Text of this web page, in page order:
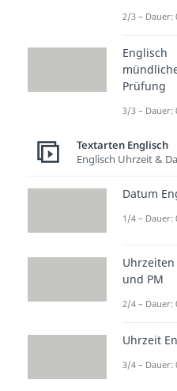
Daisy
Nick
erzählt
einer
das
ihn auf,
plötzlich
Nick
2/3 – Dauer:
Englisch
Prüfung
3/3 – Dauer:
Textarten Englisch
Englisch Uhrzeit &
Datum
1/4 – Dauer:
Uhrzeiten
und PM
2/4 – Dauer:
Uhrzeit
3/4 – Dauer: